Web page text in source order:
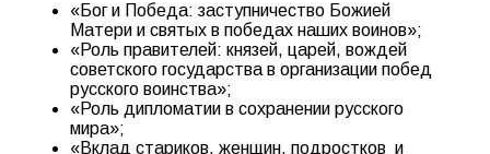
«Бог и Победа: заступничество Божией
Матери и святых в победах наших воинов»;
«Роль правителей: князей, царей, вождей
советского государства в организации побед
русского воинства»;
«Роль дипломатии в сохранении русского
мира»;
«Вклад стариков, женщин, подростков и